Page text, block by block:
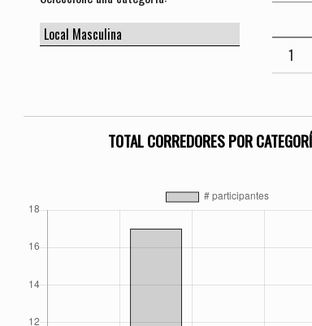
1
TOTAL CORREDORES POR